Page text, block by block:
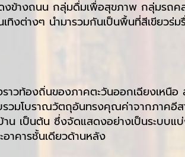
งข้างถนน กลุ่มดื่มเพื่อสุขภาพ กลุ่มรถค
งต่างๆ นำมารวมกันเป็นพื้นที่สีเขียวร่
วท้องถิ่นของภาคตะวันออกเฉียงเหนือ
วมโบราณวัตถุอันทรงคุณค่าจากภาคอี
เป็นต้น ซึ่งจัดแสดงอย่างเป็นระบบแ
าคารชั้นเดียวด้านหลัง